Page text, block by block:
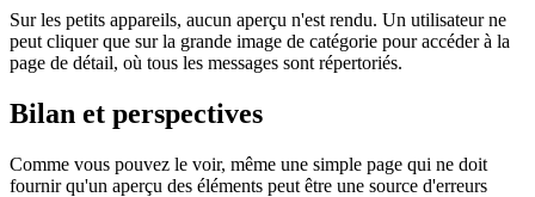
Image 41c052a8c928
peut cliquer que sur la grande image de catégorie pour accéder à la
page de détail, où tous les messages sont répertoriés.
Bilan et perspectives